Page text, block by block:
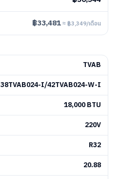
฿33,481≈ ฿3,349/เดือน
TVAB
38TVAB024-I/42TVAB024-W-I
18,000 BTU
220V
R32
20.88